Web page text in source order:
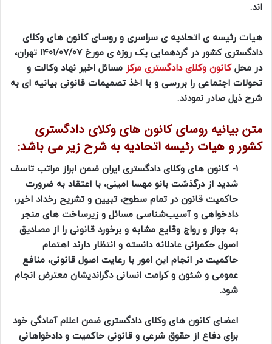
اند.
هیات رئیسه ی اتحادیه ی سراسری و روسای کانون های وکلای
دادگستری کشور در گردهمایی یک روزه ی مورخ ۱۴۰۱/۰۷/۰۷ تهران،
در محلکانون وکلای دادگستری مرکز مسائل اخیر نهاد وکالت و
تحولات اجتماعی را بررسی و با اخذ تصمیمات قانونی بیانیه ای به
شرح ذیل صادر نمودند.
متن بیانیه روسای کانون های وکلای دادگستری
کشور و هیات رئیسه اتحادیه به شرح زیر می باشد:
۱- کانون های وکلای دادگستری ایران ضمن ابراز مراتب تاسف
شدید از درگذشت بانو مهسا امینی، با اعتقاد به ضرورت
حاکمیت قانون در تمام سطوح، تبیین و تشریح رخداد اخیر،
دادخواهی و آسیب‌شناسی مسائل و زیرساخت های منجر
به جواز و رواج وقایع مشابه و برخورد قانونی را از مصادیق
اصول حکمرانی عادلانه دانسته و انتظار دارند اهتمام
حاکمیت در انجام این امور با رعایت اصول قانونی، منافع
عمومی و شئون و کرامت انسانی دگراندیشان معترض انجام
شود.
اعضای کانون های وکلای دادگستری ضمن اعلام آمادگی خود
برای دفاع از حقوق شرعی و قانونی حاکمیت و دادخواهانی